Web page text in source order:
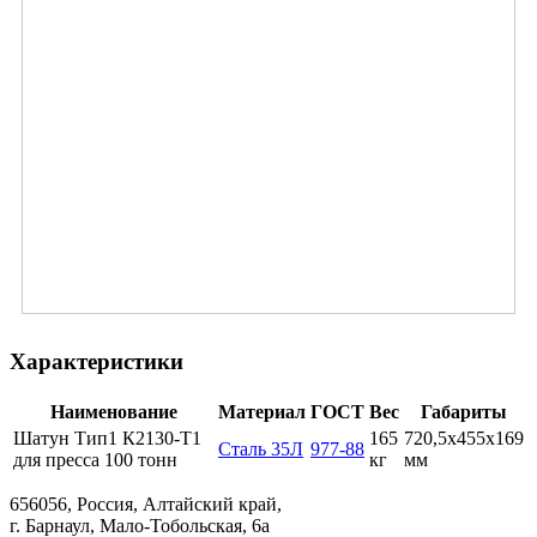
Характеристики
Наименование Материал ГОСТ Вес
Габариты
Шатун Тип1 К2130-Т1
для пресса 100 тонн
Сталь 35Л 977-88
165
кг
720,5х455х169
мм
656056, Россия, Алтайский край,
г. Барнаул, Мало-Тобольская, 6а